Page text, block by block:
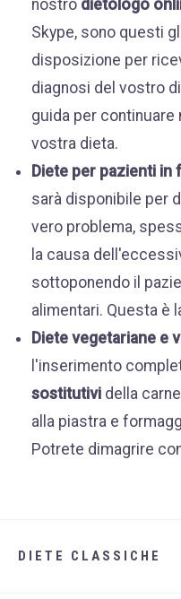
nostro dietologo
Skype, sono questi
disposizione per
diagnosi del vostro
guida per
vostra dieta.
Diete per pazienti
sarà disponibile per
vero problema,
la causa
sottoponendo il
alimentari. Questa è
Diete vegetariane e
l'inserimento
sostitutivi della
alla piastra e
Potrete dimagrire
DIETE CLASSICHE